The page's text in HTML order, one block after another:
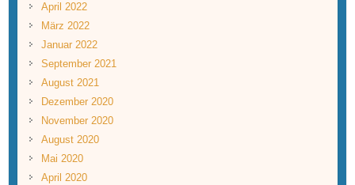
April 2022
März 2022
Januar 2022
September 2021
August 2021
Dezember 2020
November 2020
August 2020
Mai 2020
April 2020